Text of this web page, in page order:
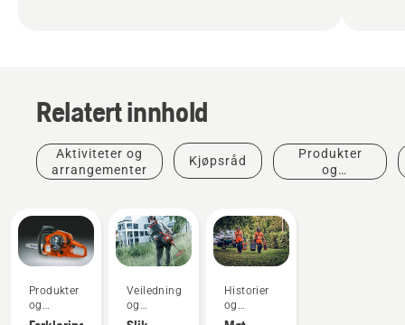
Relatert innhold
Aktiviteter og
arrangementer
Kjøpsråd
Produkter
og
Produkter
og
innovasjoner
Veiledninger
og
håndbøker
Historier
og
inspirasjon